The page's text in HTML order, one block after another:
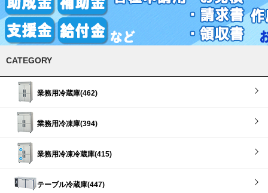
CATEGORY
業務用冷蔵庫(462)
業務用冷凍庫(394)
業務用冷凍冷蔵庫(415)
テーブル冷蔵庫(447)